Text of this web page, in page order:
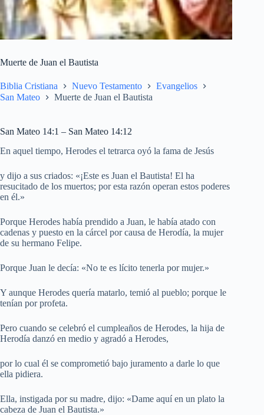
Muerte de Juan el Bautista
Biblia Cristiana Nuevo Testamento
Evangelios
San Mateo
Muerte de Juan el Bautista
San Mateo 14:1 – San Mateo 14:12
En aquel tiempo, Herodes el tetrarca oyó la fama de Jesús
y dijo a sus criados: «¡Este es Juan el Bautista! El ha
resucitado de los muertos; por esta razón operan estos poderes
en él.»
Porque Herodes había prendido a Juan, le había atado con
cadenas y puesto en la cárcel por causa de Herodía, la mujer
de su hermano Felipe.
Porque Juan le decía: «No te es lícito tenerla por mujer.»
Y aunque Herodes quería matarlo, temió al pueblo; porque le
tenían por profeta.
Pero cuando se celebró el cumpleaños de Herodes, la hija de
Herodía danzó en medio y agradó a Herodes,
por lo cual él se comprometió bajo juramento a darle lo que
ella pidiera.
Ella, instigada por su madre, dijo: «Dame aquí en un plato la
cabeza de Juan el Bautista.»